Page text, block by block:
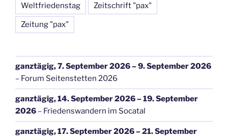
Weltfriedenstag Zeitschrift "pax"
Zeitung "pax"
ganztägig,7. September 2026–9. September 2026
– Forum Seitenstetten 2026
ganztägig,14. September 2026–19. September
2026 – Friedenswandern im Socatal
ganztägig,17. September 2026–21. September